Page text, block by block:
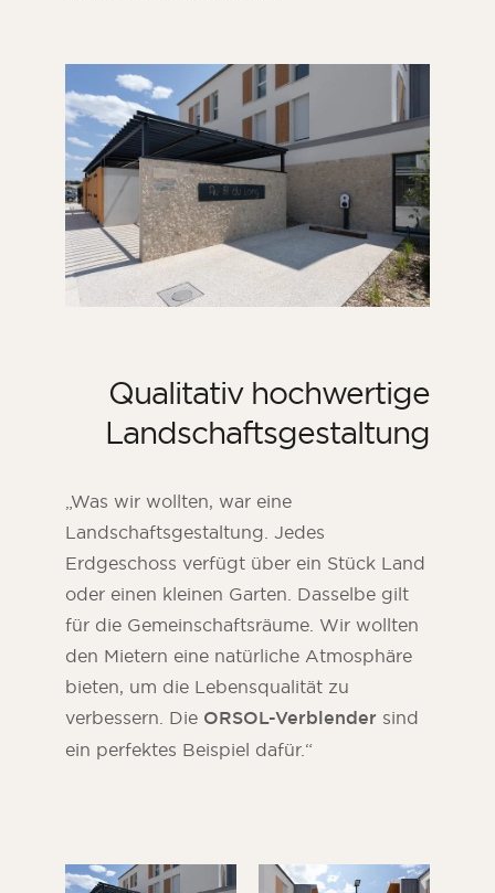
Qualitativ hochwertige
Landschaftsgestaltung
„Was wir wollten, war eine
Landschaftsgestaltung. Jedes
Erdgeschoss verfügt über ein Stück Land
oder einen kleinen Garten. Dasselbe gilt
für die Gemeinschaftsräume. Wir wollten
den Mietern eine natürliche Atmosphäre
bieten, um die Lebensqualität zu
verbessern. Die ORSOL-Verblender sind
ein perfektes Beispiel dafür.“